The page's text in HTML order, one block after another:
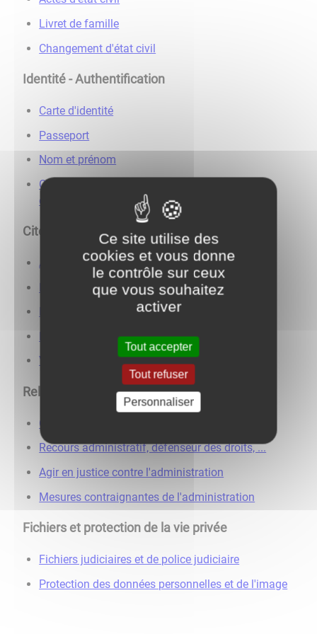
Livret de famille
Changement d'état civil
Identité - Authentification
Carte d'identité
Passeport
Nom et prénom
Certificat, copie, légalisation et conservation de
documents
Citoyenneté
Anciens combattants
Élections
Médailles et décorations officielles
Recensement citoyen, JDC et Service national
Volontariats
Relations avec l'administration
Obligations de l'administration
Recours administratif, défenseur des droits, ...
Agir en justice contre l'administration
Mesures contraignantes de l'administration
Fichiers et protection de la vie privée
Fichiers judiciaires et de police judiciaire
Protection des données personnelles et de l'image
Ce site utilise des
cookies et vous donne
le contrôle sur ceux
que vous souhaitez
activer
Tout accepter
Tout refuser
Personnaliser